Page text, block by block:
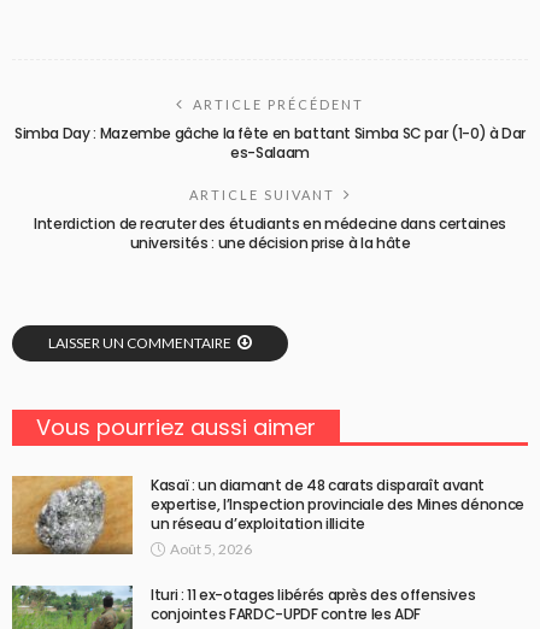
ARTICLE PRÉCÉDENT
Simba Day : Mazembe gâche la fête en battant Simba SC par (1-0) à Dar
es-Salaam
ARTICLE SUIVANT
Interdiction de recruter des étudiants en médecine dans certaines
universités : une décision prise à la hâte
LAISSER UN COMMENTAIRE
Vous pourriez aussi aimer
Kasaï : un diamant de 48 carats disparaît avant
expertise, l’Inspection provinciale des Mines dénonce
un réseau d’exploitation illicite
Août 5, 2026
Ituri : 11 ex-otages libérés après des offensives
conjointes FARDC-UPDF contre les ADF